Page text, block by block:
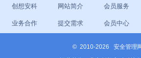
创想安科 网站简介 会员服务
业务合作 提交需求 会员中心
© 2010-2026 安全管理